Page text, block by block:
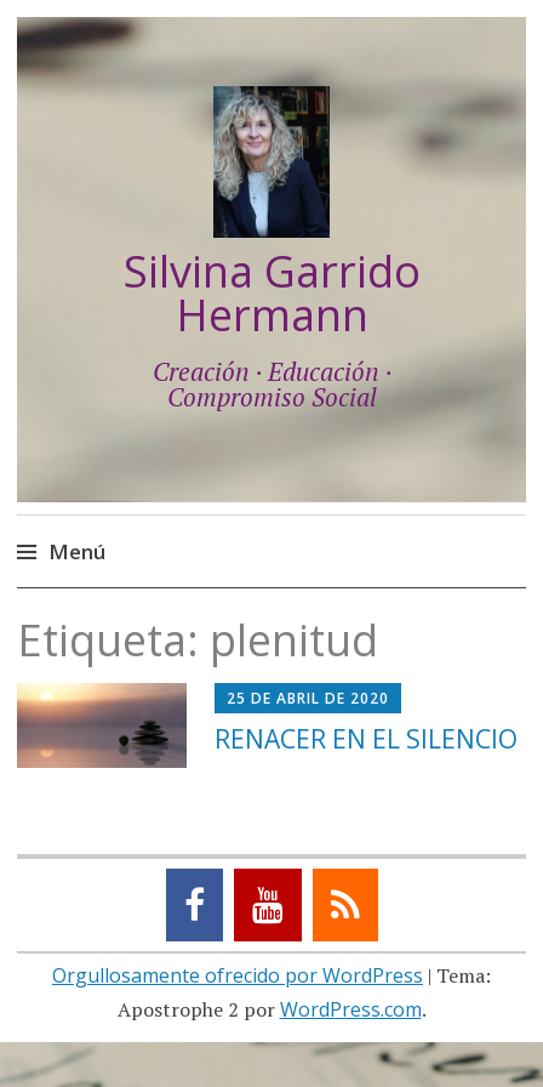
Silvina Garrido
Hermann
Creación · Educación ·
Compromiso Social
Menú
al
contenido
Etiqueta: plenitud
25 DE ABRIL DE 2020
RENACER EN EL SILENCIO
Orgullosamente ofrecido por WordPress | Tema:
Apostrophe 2 porWordPress.com.